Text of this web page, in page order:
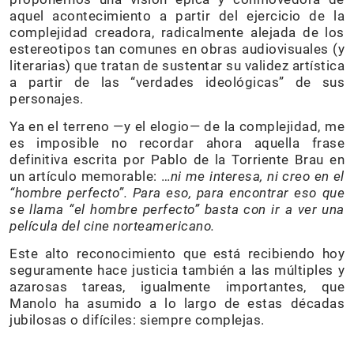
aquel acontecimiento a partir del ejercicio de la
complejidad creadora, radicalmente alejada de los
estereotipos tan comunes en obras audiovisuales (y
literarias) que tratan de sustentar su validez artística
a partir de las “verdades ideológicas” de sus
personajes.
Ya en el terreno —y el elogio— de la complejidad, me
es imposible no recordar ahora aquella frase
definitiva escrita por Pablo de la Torriente Brau en
un artículo memorable: …ni me interesa, ni creo en el
“hombre perfecto”. Para eso, para encontrar eso que
se llama “el hombre perfecto” basta con ir a ver una
película del cine norteamericano.
Este alto reconocimiento que está recibiendo hoy
seguramente hace justicia también a las múltiples y
azarosas tareas, igualmente importantes, que
Manolo ha asumido a lo largo de estas décadas
jubilosas o difíciles: siempre complejas.